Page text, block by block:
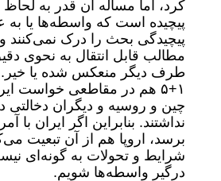
کرد، اما مساله آن قدر به
پیچیده است که واسطه‌ها یا به
پیچیدگی بحث را درک نمی‌کنند
مطالب قابل انتقال به نحوی
طرف دیگر منعکس شده یا خیر.
۱+۵ هم در مقاطعی خواست
چین و روسیه و دیگران دخالتی
نداشتند. بنابراین اگر ایران با
برسد، اروپا هم از آن تبعیت
شرایط و تحولات به گونه‌ای
درگیر واسطه‌ها شویم.